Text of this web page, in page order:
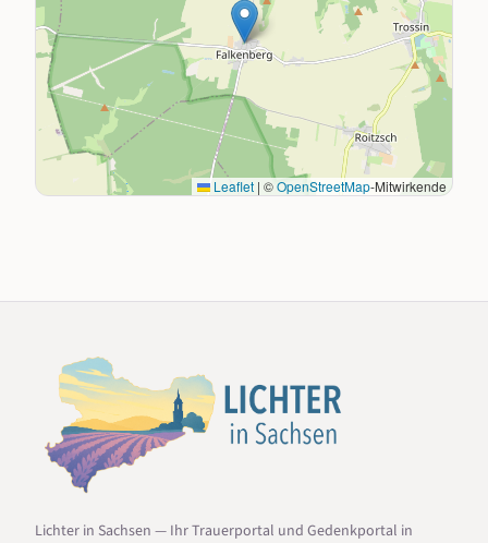
Leaflet | ©OpenStreetMap-Mitwirkende
Lichter in Sachsen — Ihr Trauerportal und Gedenkportal in